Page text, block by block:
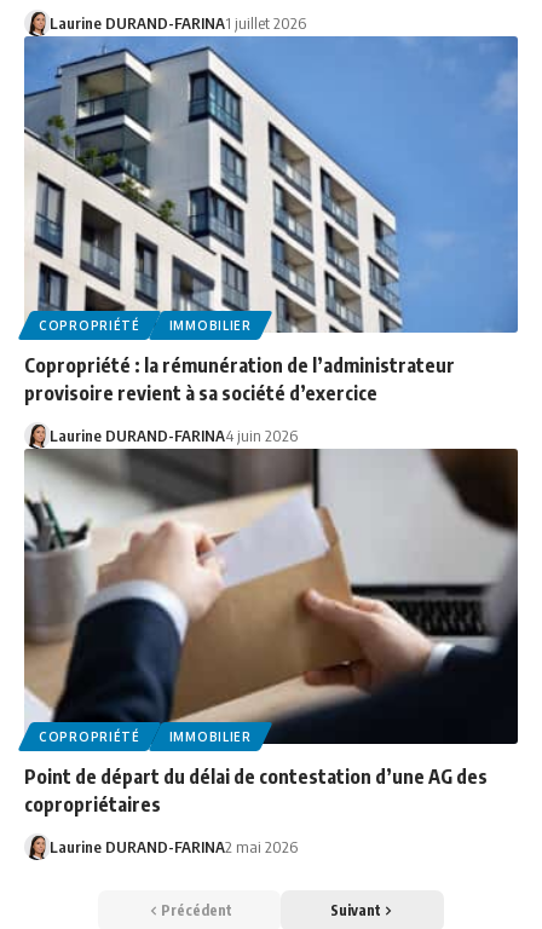
Laurine DURAND-FARINA1 juillet 2026
COPROPRIÉTÉ IMMOBILIER
Copropriété : la rémunération de l’administrateur
provisoire revient à sa société d’exercice
Laurine DURAND-FARINA4 juin 2026
COPROPRIÉTÉ IMMOBILIER
Point de départ du délai de contestation d’une AG des
copropriétaires
Laurine DURAND-FARINA2 mai 2026
Précédent Suivant